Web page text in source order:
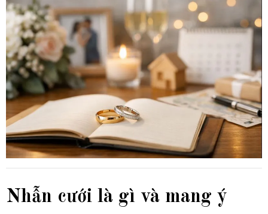
Nhẫn cưới là gì và mang ý